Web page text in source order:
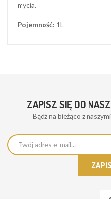
mycia.
Pojemność: 1L
ZAPISZ SIĘ DO
Bądż na bieżąco z